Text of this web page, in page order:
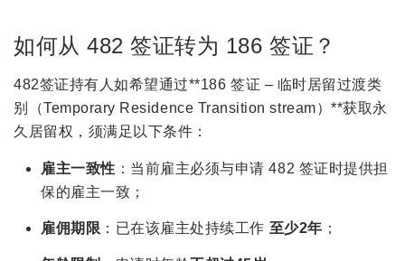
如何从 482 签证转为 186 签证？
482签证持有人如希望通过**186 签证 – 临时居留过渡类
别（Temporary Residence Transition stream）**获取永
久居留权，须满足以下条件：
雇主一致性 ：当前雇主必须与申请 482 签证时提供担
保的雇主一致；
雇佣期限 ：已在该雇主处持续工作 至少2年 ；